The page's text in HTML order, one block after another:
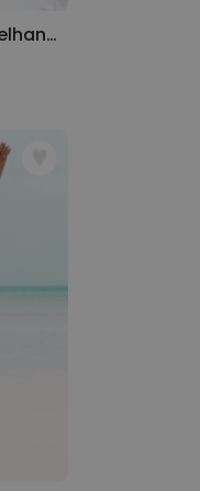
Gepersonaliseerde sleutelhanger van hout met naam